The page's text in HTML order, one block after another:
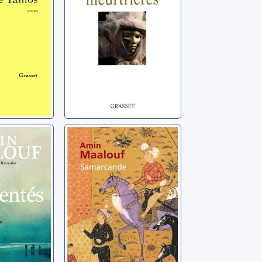
Samarcande
Maalouf, Amin